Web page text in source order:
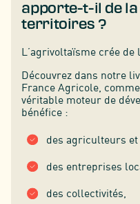
apporte-t-il de
territoires ?
L’agrivoltaïsme crée
Découvrez dans notre
France Agricole,
véritable moteur de
bénéfice :
des agriculteurs et
des entreprises
des collectivités,